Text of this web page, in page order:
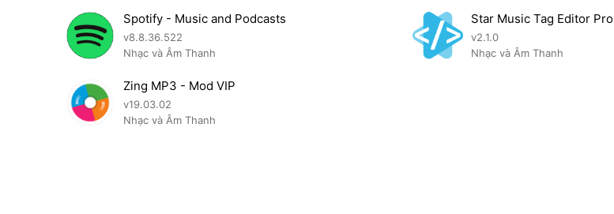
Spotify - Music and Podcasts
v8.8.36.522
Nhạc và Âm Thanh
Star Music Tag Editor Pro
v2.1.0
Nhạc và Âm Thanh
Zing MP3 - Mod VIP
v19.03.02
Nhạc và Âm Thanh